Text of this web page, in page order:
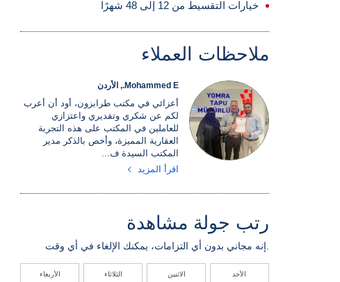
خيارات التقسيط من 12 إلى 48 شهرًا
ملاحظات العملاء
Mohammed E., الأردن
أعزائي في مكتب طرابزون، أود أن أعرب
لكم عن شكري وتقديري واعتزازي
للعاملين في المكتب على هذه التجربة
العقارية المميزة، وأخص بالذكر مدير
المكتب السيدة ف...
اقرأ المزيد
رتب جولة مشاهدة
الأحد الاثنين الثلاثاء الأربعاء